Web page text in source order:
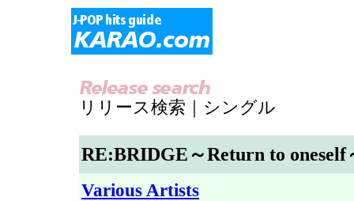
リリース検索｜シングル
RE:BRIDGE～Return to oneself
Various Artists